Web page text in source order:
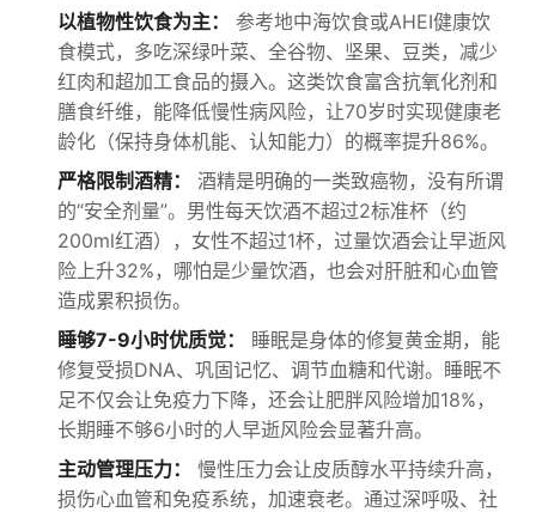
以植物性饮食为主：
参考地中海饮食或AHEI健康饮
食模式，多吃深绿叶菜、全谷物、坚果、豆类，减少
红肉和超加工食品的摄入。这类饮食富含抗氧化剂和
膳食纤维，能降低慢性病风险，让70岁时实现健康老
龄化（保持身体机能、认知能力）的概率提升86%。
严格限制酒精：
酒精是明确的一类致癌物，没有所谓
的“安全剂量”。男性每天饮酒不超过2标准杯（约
200ml红酒），女性不超过1杯，过量饮酒会让早逝风
险上升32%，哪怕是少量饮酒，也会对肝脏和心血管
造成累积损伤。
睡够7-9小时优质觉：
睡眠是身体的修复黄金期，能
修复受损DNA、巩固记忆、调节血糖和代谢。睡眠不
足不仅会让免疫力下降，还会让肥胖风险增加18%，
长期睡不够6小时的人早逝风险会显著升高。
主动管理压力：
慢性压力会让皮质醇水平持续升高，
损伤心血管和免疫系统，加速衰老。通过深呼吸、社